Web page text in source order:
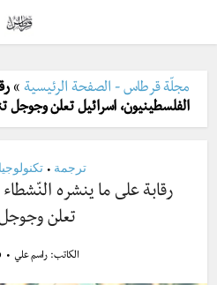
مجلّة قرطاس - الصفحة الرئيسية »
الفلسطينيون، اسرائيل تعلن وجوجل
ترجمة • تكنولوجيا
رقابة على ما ينشره
تعلن
الكاتب: راسم علي